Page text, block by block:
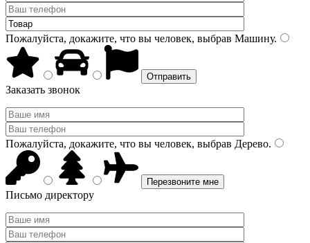
Пожалуйста, докажите, что вы человек, выбрав Машину.
Заказать звонок
Пожалуйста, докажите, что вы человек, выбрав Дерево.
Письмо директору